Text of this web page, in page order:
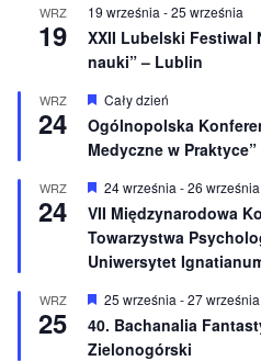
e
WRZ
19
19 września -25 września
XXII Lubelski Festiwal
nauki” – Lublin
WRZ
24
W
r
ó
n
i
o
n
e
Cały dzień
Ogólnopolska
Medyczne w Praktyce”
WRZ
24
W
y
r
ó
ż
n
i
o
n
e
24 września -26 września
VII Międzynarodowa
Towarzystwa
Uniwersytet
WRZ
25
W
r
ó
25 września -27 września
40. Bachanalia
Zielonogórski